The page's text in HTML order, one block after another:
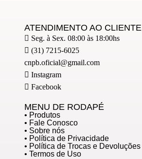
ATENDIMENTO AO CLIENTE
Seg. à Sex. 08:00 às 18:00hs
(31) 7215-6025
cnpb.oficial@gmail.com
Instagram
Facebook
MENU DE RODAPÉ
• Produtos
• Fale Conosco
• Sobre nós
• Política de Privacidade
• Política de Trocas e Devoluções
• Termos de Uso